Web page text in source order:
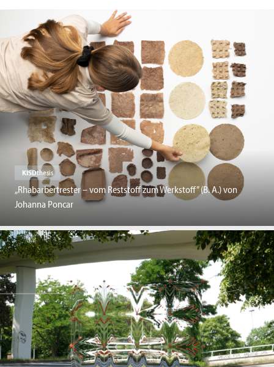
KISDthesis
„Rhabarbertrester – vom Reststoff zum Werkstoff” (B. A.) von
Johanna Poncar